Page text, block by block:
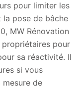
pour limiter les
pose de bâche
MW Rénovation
pour
sa réactivité. Il
si vous
mesure de